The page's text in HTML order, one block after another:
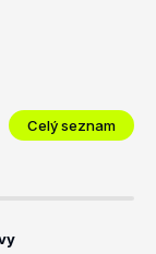
Celý seznam